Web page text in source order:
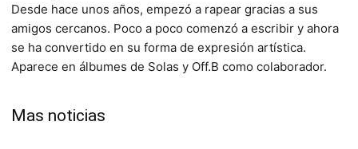
Desde hace unos años, empezó a rapear gracias a sus
amigos cercanos. Poco a poco comenzó a escribir y ahora
se ha convertido en su forma de expresión artística.
Aparece en álbumes de Solas y Off.B como colaborador.
Mas noticias